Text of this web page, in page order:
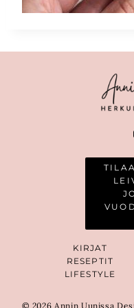
KIRJAT
RESEPTIT
LIFESTYLE
© 2026 Annin Uunissa